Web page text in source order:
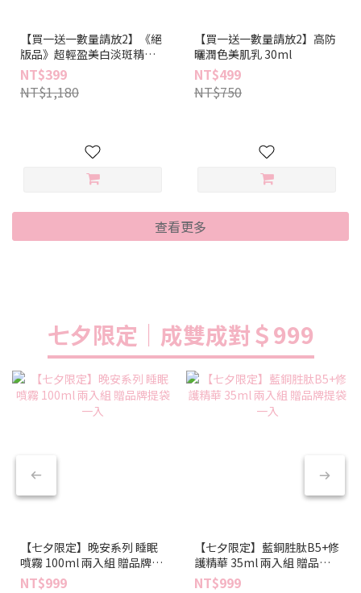
【買一送一數量請放2】《絕
版品》超輕盈美白淡斑精華
液 30ml
NT$399
NT$1,180
【買一送一數量請放2】高防
曬潤色美肌乳 30ml
NT$499
NT$750
查看更多
七夕限定｜成雙成對＄999
【七夕限定】晚安系列 睡眠
噴霧 100ml 兩入組 贈品牌提
袋一入
NT$999
【七夕限定】藍銅胜肽B5+修
護精華 35ml 兩入組 贈品牌
提袋一入
NT$999